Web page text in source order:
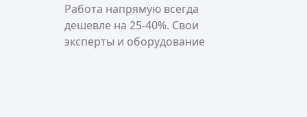
Работа напрямую всегда
дешевле на 25-40%. Свои
эксперты и оборудование